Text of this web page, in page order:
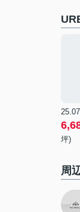
坪)
周